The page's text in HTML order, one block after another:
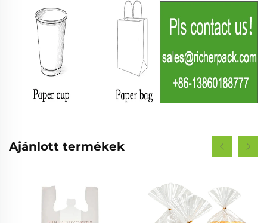
Ajánlott termékek